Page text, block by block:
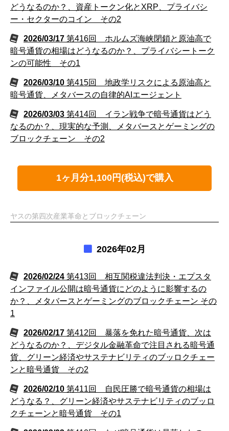
どうなるのか？、資産トークン化とXRP、プライバシ
ー・セクターのコイン その2
2026/03/17 第416回 ホルムズ海峡閉鎖と原油高で
暗号通貨の相場はどうなるのか？、プライバシートーク
ンの可能性 その1
2026/03/10 第415回 地政学リスクによる原油高と
暗号通貨、メタバースの自律的AIエージェント
2026/03/03 第414回 イラン戦争で暗号通貨はどう
なるのか？、現実的な予測、メタバースとゲーミングの
ブロックチェーン その2
1ヶ月分1,100円(税込)で購入
ヤスの第四次産業革命とブロックチェーン
2026年02月
2026/02/24 第413回 相互関税違法判決・エプスタ
インファイル公開は暗号通貨にどのように影響するの
か？、メタバースとゲーミングのブロックチェーン その
1
2026/02/17 第412回 暴落を免れた暗号通貨、次は
どうなるのか？、デジタル金融革命で注目される暗号通
貨、グリーン経済やサステナビリティのブッロクチェー
ンと暗号通貨 その2
2026/02/10 第411回 自民圧勝で暗号通貨の相場は
どうなる？、グリーン経済やサステナビリティのブッロ
クチェーンと暗号通貨 その1